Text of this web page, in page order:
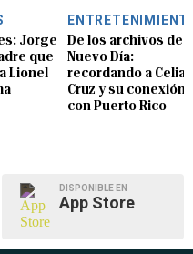
Jorge
que
Lionel
De los archivos de
Nuevo Día:
recordando a Celia
Cruz y su conexión
con Puerto Rico
DISPONIBLE EN
App Store